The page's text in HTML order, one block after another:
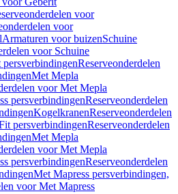
voor
voor
Armaturen voor buizenSchuine
voor Schuine
Reserveonderdelen
Met Mepla
voor Met Mepla
persverbindingenReserveonderdelen
KogelkranenReserveonderdelen
persverbindingenReserveonderdelen
Met Mepla
voor Met Mepla
persverbindingenReserveonderdelen
Met Mapress persverbindingen,
voor Met Mapress